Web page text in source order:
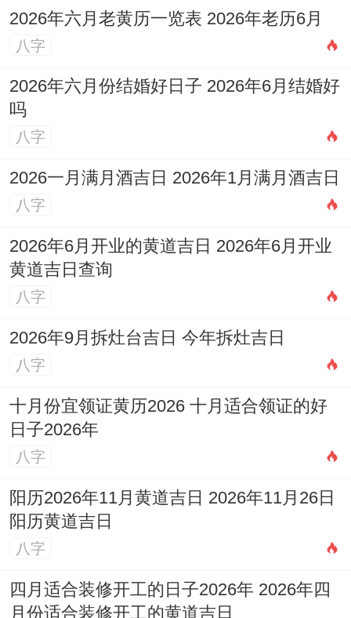
2026年六月老黄历一览表 2026年老历6月
八字
2026年六月份结婚好日子 2026年6月结婚好
吗
八字
2026一月满月酒吉日 2026年1月满月酒吉日
八字
2026年6月开业的黄道吉日 2026年6月开业
黄道吉日查询
八字
2026年9月拆灶台吉日 今年拆灶吉日
八字
十月份宜领证黄历2026 十月适合领证的好
日子2026年
八字
阳历2026年11月黄道吉日 2026年11月26日
阳历黄道吉日
八字
四月适合装修开工的日子2026年 2026年四
月份适合装修开工的黄道吉日